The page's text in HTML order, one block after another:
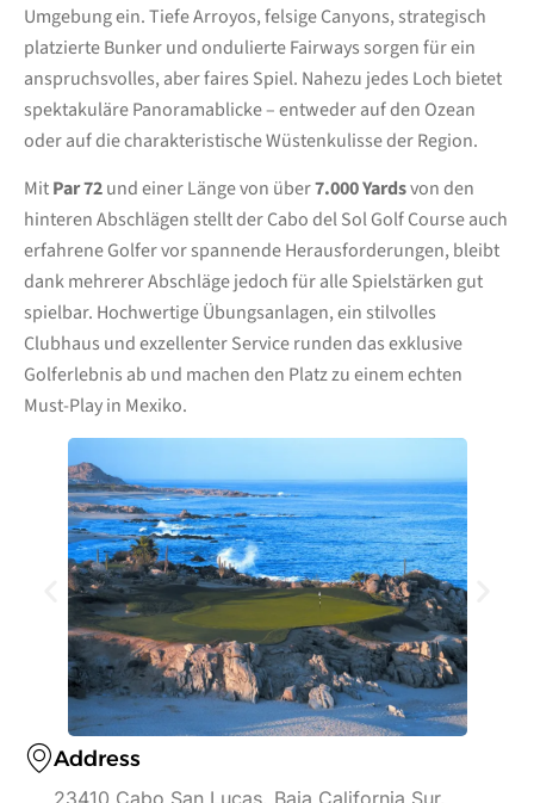
Umgebung ein. Tiefe Arroyos, felsige Canyons, strategisch
platzierte Bunker und ondulierte Fairways sorgen für ein
anspruchsvolles, aber faires Spiel. Nahezu jedes Loch bietet
spektakuläre Panoramablicke – entweder auf den Ozean
oder auf die charakteristische Wüstenkulisse der Region.
MitPar 72und einer Länge von über7.000 Yardsvon den
hinteren Abschlägen stellt der Cabo del Sol Golf Course auch
erfahrene Golfer vor spannende Herausforderungen, bleibt
dank mehrerer Abschläge jedoch für alle Spielstärken gut
spielbar. Hochwertige Übungsanlagen, ein stilvolles
Clubhaus und exzellenter Service runden das exklusive
Golferlebnis ab und machen den Platz zu einem echten
Must-Play in Mexiko.
Address